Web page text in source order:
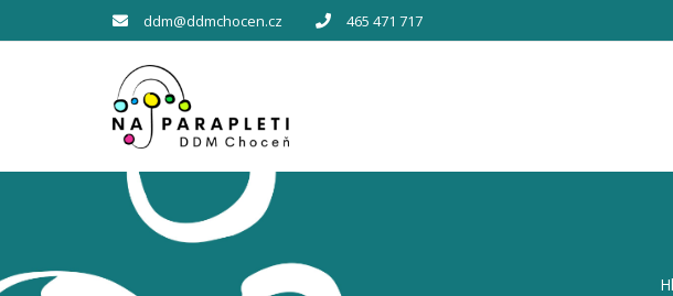
ddm@ddmchocen.cz 465 471 717